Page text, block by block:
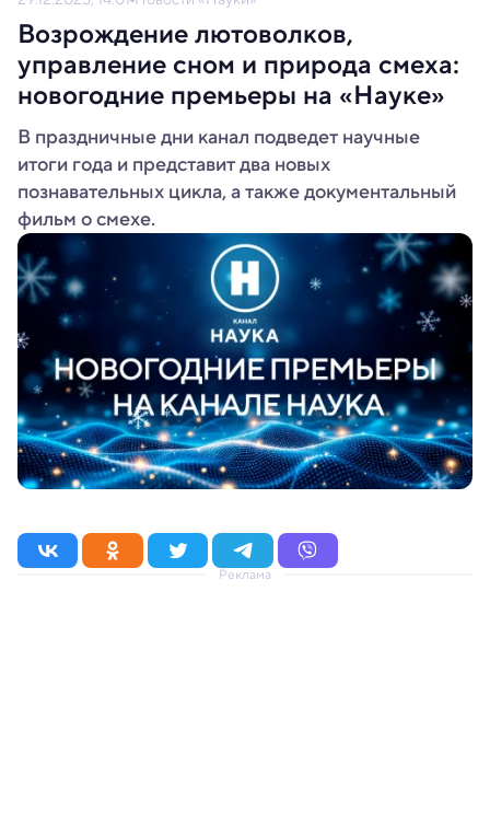
Возрождение лютоволков,
управление сном и природа смеха:
новогодние премьеры на «Науке»
В праздничные дни канал подведет научные
итоги года и представит два новых
познавательных цикла, а также документальный
фильм о смехе.
Реклама